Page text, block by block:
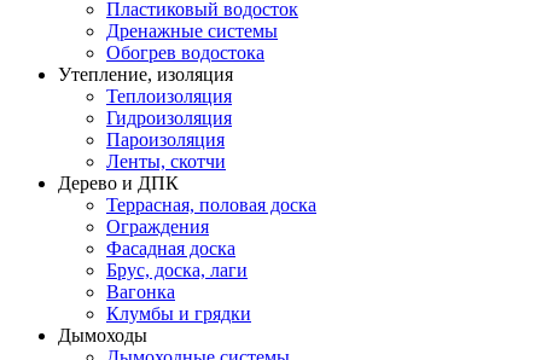
Пластиковый водосток
Дренажные системы
Обогрев водостока
Утепление, изоляция
Теплоизоляция
Гидроизоляция
Пароизоляция
Ленты, скотчи
Дерево и ДПК
Террасная, половая доска
Ограждения
Фасадная доска
Брус, доска, лаги
Вагонка
Клумбы и грядки
Дымоходы